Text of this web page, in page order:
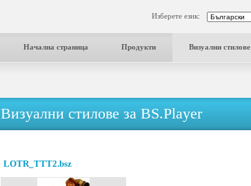
Изберете език:
Начална страница Продукти Визуални стилове
Визуални стилове за BS.Player
LOTR_TTT2.bsz